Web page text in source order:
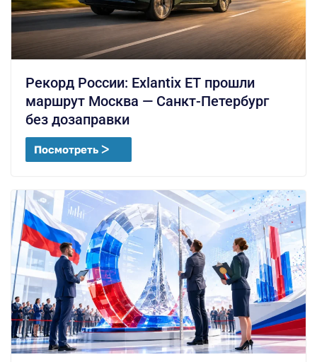
Рекорд России: Exlantix ET прошли
маршрут Москва — Санкт-Петербург
без дозаправки
Посмотреть ᐳ